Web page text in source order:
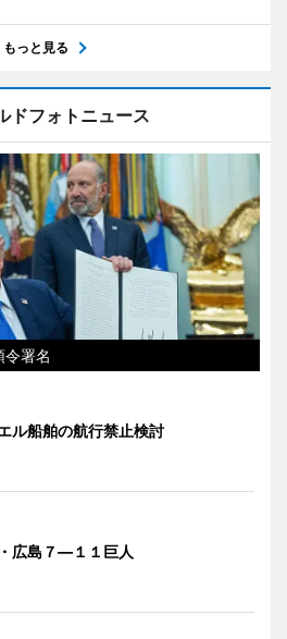
もっと見る
ドフォトニュース
署名
ル船舶の航行禁止検討
広島７―１１巨人